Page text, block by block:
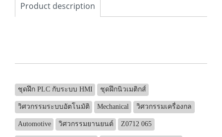
Product description
ชุดฝึก PLC กับระบบ HMI ชุดฝึกนิวเมติกส์
วิศวกรรมระบบอัตโนมัติ Mechanical วิศวกรรมเครื่องกล
Automotive วิศวกรรมยานยนต์ Z0712 065